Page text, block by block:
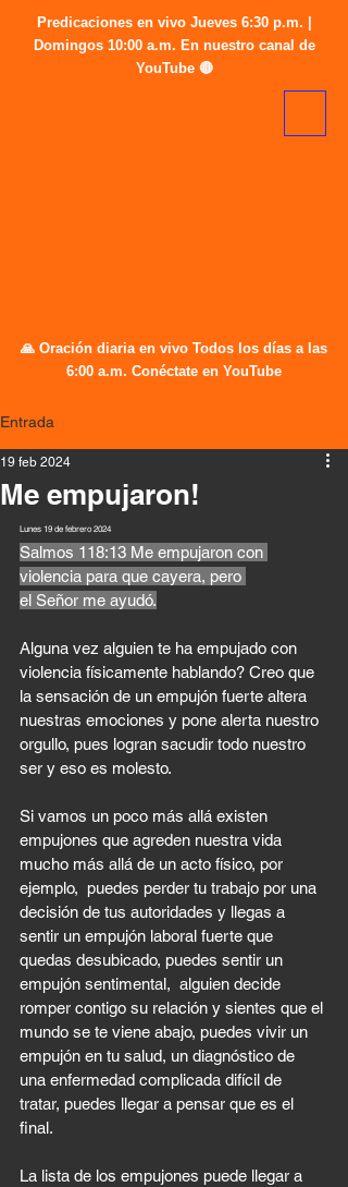
🙏 Oración diaria en vivo Todos los días a las
6:00 a.m. Conéctate en YouTube
Predicaciones en vivo Jueves 6:30 p.m. |
Domingos 10:00 a.m. En nuestro canal de
YouTube 🔴
Entrada
Me empujaron!
19 feb 2024
Lunes 19 de febrero 2024
Salmos 118:13 Me empujaron con
violencia para que cayera, pero
el Señor me ayudó.
Alguna vez alguien te ha empujado con
violencia físicamente hablando? Creo que
la sensación de un empujón fuerte altera
nuestras emociones y pone alerta nuestro
orgullo, pues logran sacudir todo nuestro
ser y eso es molesto.
Si vamos un poco más allá existen
empujones que agreden nuestra vida
mucho más allá de un acto físico, por
ejemplo,  puedes perder tu trabajo por una
decisión de tus autoridades y llegas a
sentir un empujón laboral fuerte que
quedas desubicado, puedes sentir un
empujón sentimental,  alguien decide
romper contigo su relación y sientes que el
mundo se te viene abajo, puedes vivir un
empujón en tu salud, un diagnóstico de
una enfermedad complicada difícil de
tratar, puedes llegar a pensar que es el
final.
La lista de los empujones puede llegar a